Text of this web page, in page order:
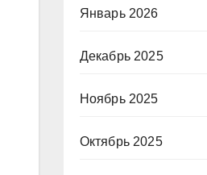
Январь 2026
Декабрь 2025
Ноябрь 2025
Октябрь 2025